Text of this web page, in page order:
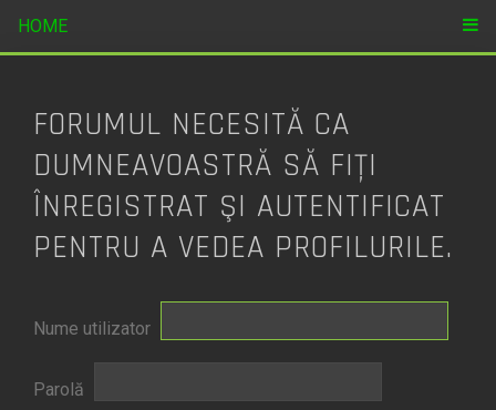
HOME
FORUMUL NECESITĂ CA
DUMNEAVOASTRĂ SĂ FIŢI
ÎNREGISTRAT ŞI AUTENTIFICAT
PENTRU A VEDEA PROFILURILE.
Nume utilizator
Parolă